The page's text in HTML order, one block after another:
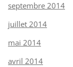
septembre 2014
juillet 2014
mai 2014
avril 2014